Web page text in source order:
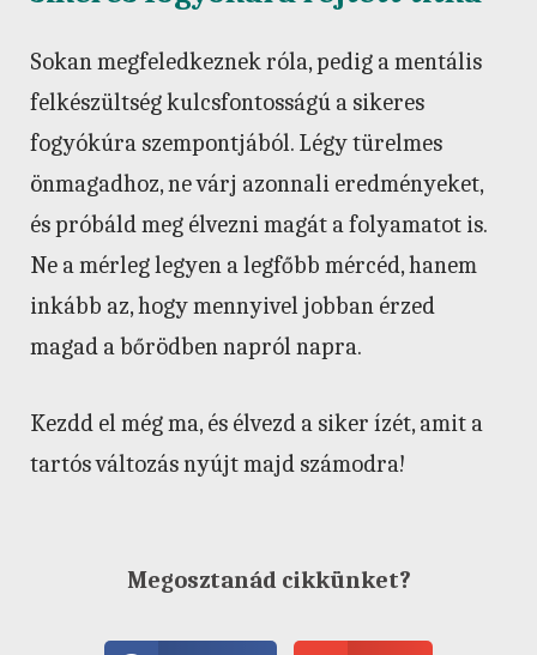
Sokan megfeledkeznek róla, pedig a mentális
felkészültség kulcsfontosságú a sikeres
fogyókúra szempontjából. Légy türelmes
önmagadhoz, ne várj azonnali eredményeket,
és próbáld meg élvezni magát a folyamatot is.
Ne a mérleg legyen a legfőbb mércéd, hanem
inkább az, hogy mennyivel jobban érzed
magad a bőrödben napról napra.
Kezdd el még ma, és élvezd a siker ízét, amit a
tartós változás nyújt majd számodra!
Megosztanád cikkünket?